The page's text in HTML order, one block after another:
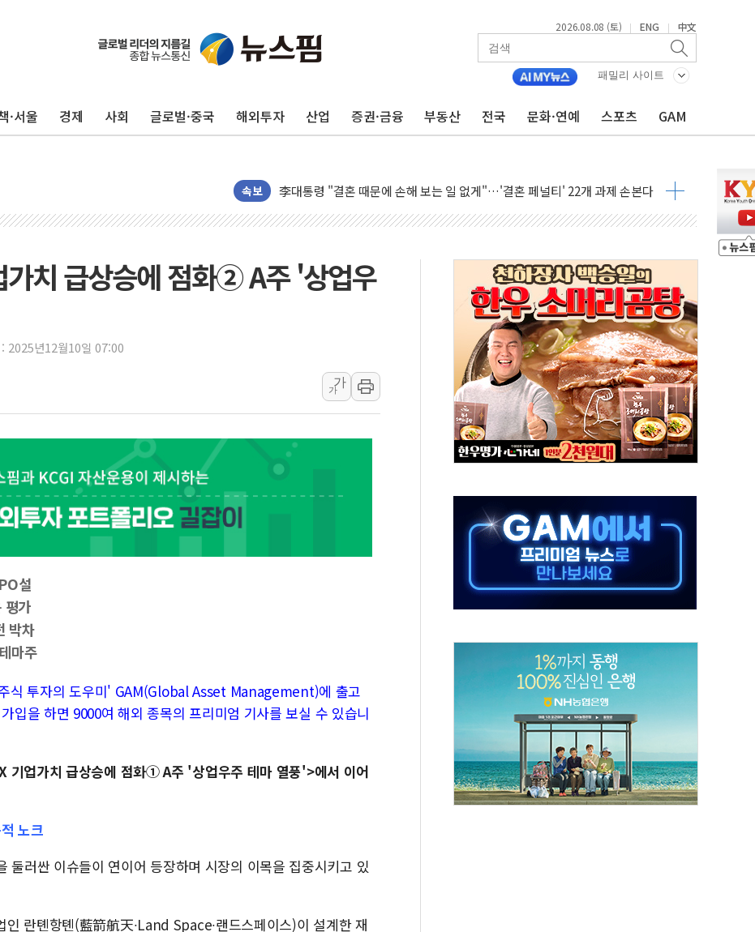
2026.08.08 (토) | ENG | 中文
패밀리 사이트
·서울 경제 사회 글로벌·중국 해외투자 산업 증권·금융 부동산 전국 문화·연예 스포츠 GAM
속보
이번주 국내 주요 금융일정(8.10~8.14)
美, 이란전 출구전략 만지작…공습 한계·탄약 부족 현실화
폐기물 수거하다 참변…60대 환경미화원 수거차에 치여 사망
서울 중랑구 주택가서 흉기 난동…60대 남성 2명 숨져
여수 오동도 인근 해상서 모터보트 전복…1명 사망·1명 실종
추미애, '위안부' 피해자 기림의 날 참석..."국제적 시민 연대로 목소리 내야"
인천서 말다툼 중 어머니 흉기 살해 10대 아들 체포
'화합' 꺼낸 김민석에 '뻔뻔' 받아친 정청래…제주 연설서 신경전 고조
李대통령, ISA 개편 재검토 지시…與 "적극 환영"·野 "졸속 국정"
동해중부 전 해상 풍랑주의보…10일까지 최대 3.5m 높은 물결
연일 폭염에 온열질환 사망 23명…정부, 비상대응기구 가동
中 전방위 아파트 부양, 수도 베이징도 부동산 규제 철폐
인제 용대리 계곡서 수위 상승으로 피서객 7명 고립…전원 구조
동해시, 11~14일 '별똥별 멍' 운영…페르세우스 유성우 관측
강원 중·남부 동해안 시간당 50mm 이상 폭우…호우경보 발효
폭염에 車 운전면허 기능시험 오전 집중 편성…체감온도 38도 넘으면 중단
치 급상승에 점화② A주 '상업우
2025년12월10일 07:00
가
가
설
평가
박차
마주
식 투자의 도우미' GAM(Global Asset Management)에 출고
입을 하면 9000여 해외 종목의 프리미엄 기사를 보실 수 있습니
기업가치 급상승에 점화① A주 '상업우주 테마 열풍'>에서 이어
노크
둘러싼 이슈들이 연이어 등장하며 시장의 이목을 집중시키고 있
란톈항톈(藍箭航天∙Land Space∙랜드스페이스)이 설계한 재